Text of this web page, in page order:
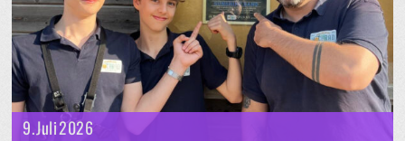
9. Juli 2026